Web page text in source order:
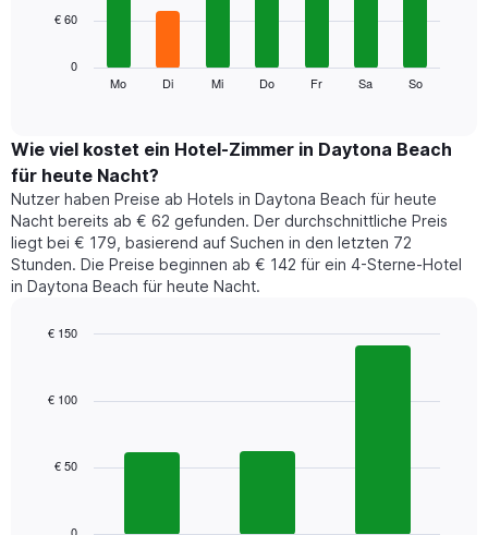
die
Monate
hat
1
Y-
Achse,
die
den
durchschnittlichen
Zimmerpreis
bars.
den
durchschnittlichen
Preis
eines
Zimmers
für
den
jeweiligen
Das
die
Mo Di Mi Do Fr Sa So
0
€ 60
Wie viel kostet ein Hotel-Zimmer in Daytona Beach
für heute Nacht?
Nutzer haben Preise ab Hotels in Daytona Beach für heute
Nacht bereits ab € 62 gefunden. Der durchschnittliche Preis
liegt bei € 179, basierend auf Suchen in den letzten 72
Stunden. Die Preise beginnen ab € 142 für ein 4-Sterne-Hotel
in Daytona Beach für heute Nacht.
with
Das
€ 50
€ 100
€ 150